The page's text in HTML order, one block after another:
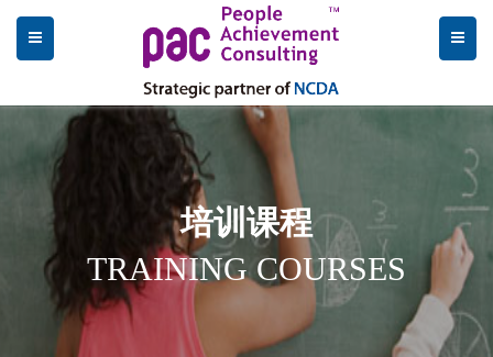
培训课程
TRAINING COURSES